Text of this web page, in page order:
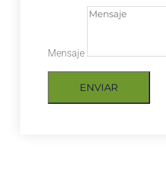
Mensaje
ENVIAR